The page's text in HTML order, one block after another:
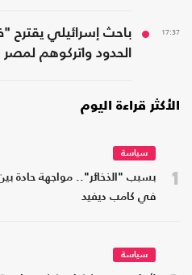
17:37
باحث إسرائيلي يقترح
الحدود واتركوهم لمصر
الأكثر قراءة اليوم
1
سياسة
بسبب "الذخائر".. مواجهة حادة
في كامب ديفيد
سياسة